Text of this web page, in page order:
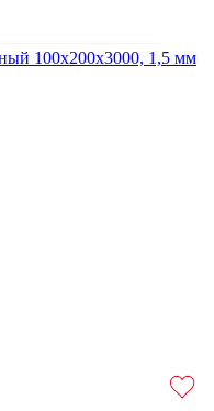
100х200х3000, 1,5 мм